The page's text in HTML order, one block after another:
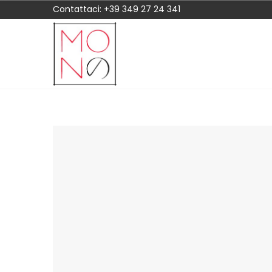
Contattaci: +39 349 27 24 341